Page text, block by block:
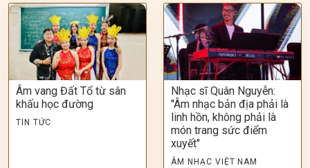
Âm vang Đất Tổ từ sân
khấu học đường
TIN TỨC
Nhạc sĩ Quân Nguyễn:
"Âm nhạc bản địa phải là
linh hồn, không phải là
món trang sức điểm
xuyết"
ÂM NHẠC VIỆT NAM